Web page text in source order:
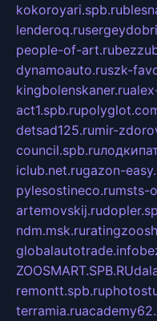
kokoroyari.spb.ru
lenderoq.ru
people-of-art.ru
dynamoauto.ruszk-
kingbolenskaner.ru
act1.spb.ru
detsad125.rumir-
council.spb.ru
iclub.net.rugazon-
pylesostineco.rumsts-
artemovskij.ru
ndm.msk.ru
globalautotrade.info
ZOOSMART.SPB.RU
remontt.spb.ru
terramia.ru